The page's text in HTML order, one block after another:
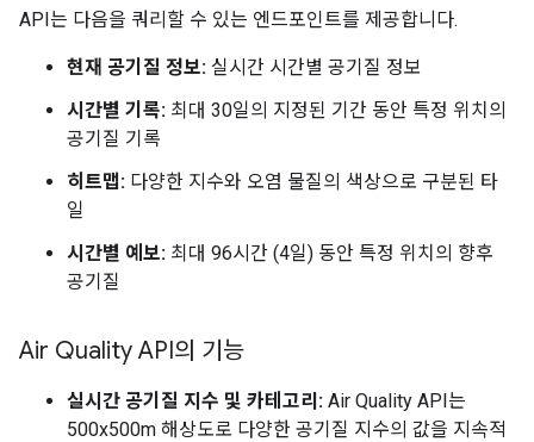
API는 다음을 쿼리할 수 있는 엔드포인트를 제공합니다.
현재 공기질 정보: 실시간 시간별 공기질 정보
시간별 기록: 최대 30일의 지정된 기간 동안 특정 위치의
공기질 기록
히트맵: 다양한 지수와 오염 물질의 색상으로 구분된 타
일
시간별 예보: 최대 96시간 (4일) 동안 특정 위치의 향후
공기질
Air Quality API의 기능
실시간 공기질 지수 및 카테고리: Air Quality API는
500x500m 해상도로 다양한 공기질 지수의 값을 지속적